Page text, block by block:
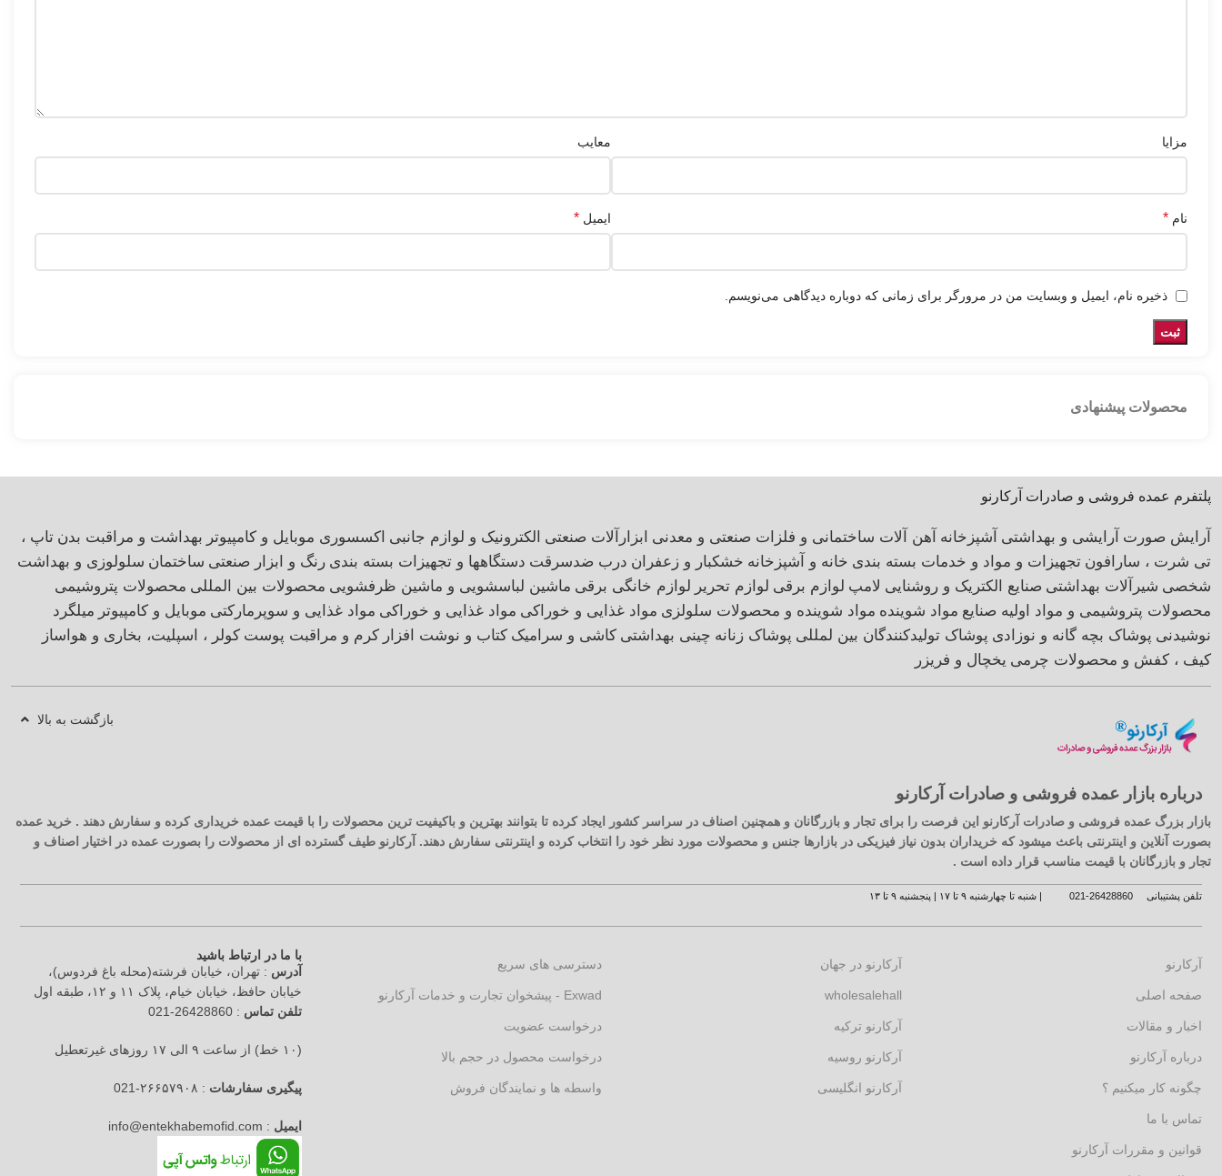
مزایا معایب
نام * ایمیل *
ذخیره نام، ایمیل و وبسایت من در مرورگر برای زمانی که دوباره دیدگاهی می‌نویسم.
محصولات پیشنهادی
پلتفرم عمده فروشی و صادرات آرکارنو
آرایش صورت آرایشی و بهداشتی آشپزخانه آهن آلات ساختمانی و فلزات صنعتی و معدنی ابزارآلات صنعتی الکترونیک و لوازم جانبی اکسسوری موبایل و کامپیوتر بهداشت و مراقبت بدن تاپ ،
تی شرت ، سارافون تجهیزات و مواد و خدمات بسته بندی خانه و آشپزخانه خشکبار و زعفران درب ضدسرقت دستگاهها و تجهیزات بسته بندی رنگ و ابزار صنعتی ساختمان سلولوزی و بهداشت
شخصی شیرآلات بهداشتی صنایع الکتریک و روشنایی لامپ لوازم برقی لوازم تحریر لوازم خانگی برقی ماشین لباسشویی و ماشین ظرفشویی محصولات بین المللی محصولات پتروشیمی
محصولات پتروشیمی و مواد اولیه صنایع مواد شوینده مواد شوینده و محصولات سلولزی مواد غذایی و خوراکی مواد غذایی و خوراکی مواد غذایی و سوپرمارکتی موبایل و کامپیوتر میلگرد
نوشیدنی پوشاک بچه گانه و نوزادی پوشاک تولیدکنندگان بین لمللی پوشاک زنانه چینی بهداشتی کاشی و سرامیک کتاب و نوشت افزار کرم و مراقبت پوست کولر ، اسپلیت، بخاری و هواساز
کیف ، کفش و محصولات چرمی یخچال و فریزر
بازگشت به بالا
درباره بازار عمده فروشی و صادرات آرکارنو
بازار بزرگ عمده فروشی و صادرات آرکارنو این فرصت را برای تجار و بازرگانان و همچنین اصناف در سراسر کشور ایجاد کرده تا بتوانند بهترین و باکیفیت ترین محصولات را با قیمت عمده خریداری کرده و سفارش دهند . خرید عمده
بصورت آنلاین و اینترنتی باعث میشود که خریداران بدون نیاز فیزیکی در بازارها جنس و محصولات مورد نظر خود را انتخاب کرده و اینترنتی سفارش دهند. آرکارنو طیف گسترده ای از محصولات را بصورت عمده در اختیار اصناف و
تجار و بازرگانان با قیمت مناسب قرار داده است .
تلفن پشتیبانی 26428860-021 | شنبه تا چهارشنبه ۹ تا ۱۷ | پنجشنبه ۹ تا ۱۳
آرکارنو
صفحه اصلی
اخبار و مقالات
درباره آرکارنو
چگونه کار میکنیم ؟
تماس با ما
قوانین و مقررات آرکارنو
آرکارنو در جهان
wholesalehall
آرکارنو ترکیه
آرکارنو روسیه
آرکارنو انگلیسی
دسترسی های سریع
Exwad - پیشخوان تجارت و خدمات آرکارنو
درخواست عضویت
درخواست محصول در حجم بالا
واسطه ها و نمایندگان فروش
با ما در ارتباط باشید
آدرس : تهران، خیابان فرشته(محله باغ فردوس)،
خیابان حافظ، خیابان خیام، پلاک ۱۱ و ۱۲، طبقه اول
تلفن تماس : 26428860-021
(۱۰ خط) از ساعت ۹ الی ۱۷ روزهای غیرتعطیل
پیگیری سفارشات : ۲۶۶۵۷۹۰۸-021
ایمیل : info@entekhabemofid.com